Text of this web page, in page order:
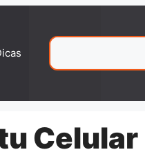
Celular